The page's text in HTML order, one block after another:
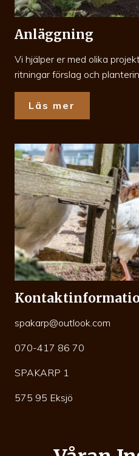
Anläggning
Vi hjälper er med olika
ritningar förslag och
Läs mer
spakarp@outlook.com
070-417 86 70
SPAKARP 1
575 95 Eksjö